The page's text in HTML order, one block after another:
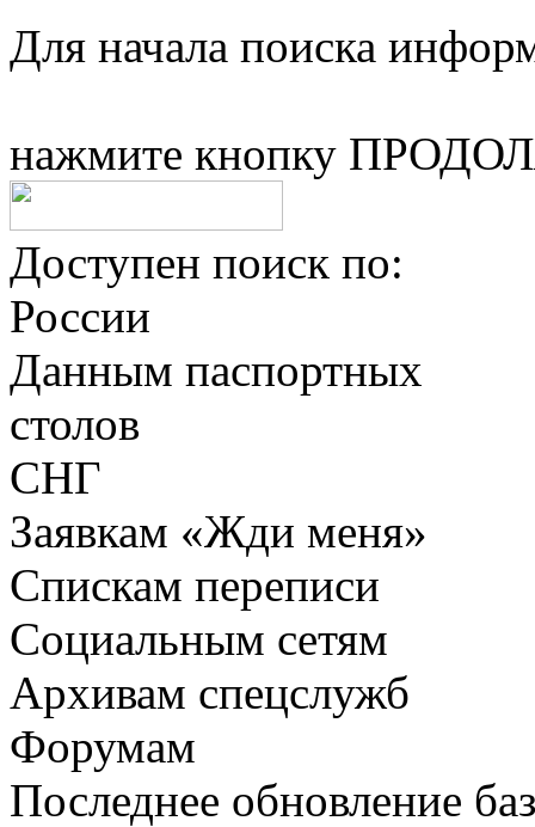
Для начала поиска
нажмите кнопку
Доступен поиск по:
России
Данным паспортных
столов
СНГ
Заявкам «Жди меня»
Спискам переписи
Социальным сетям
Архивам спецслужб
Форумам
Последнее обновление